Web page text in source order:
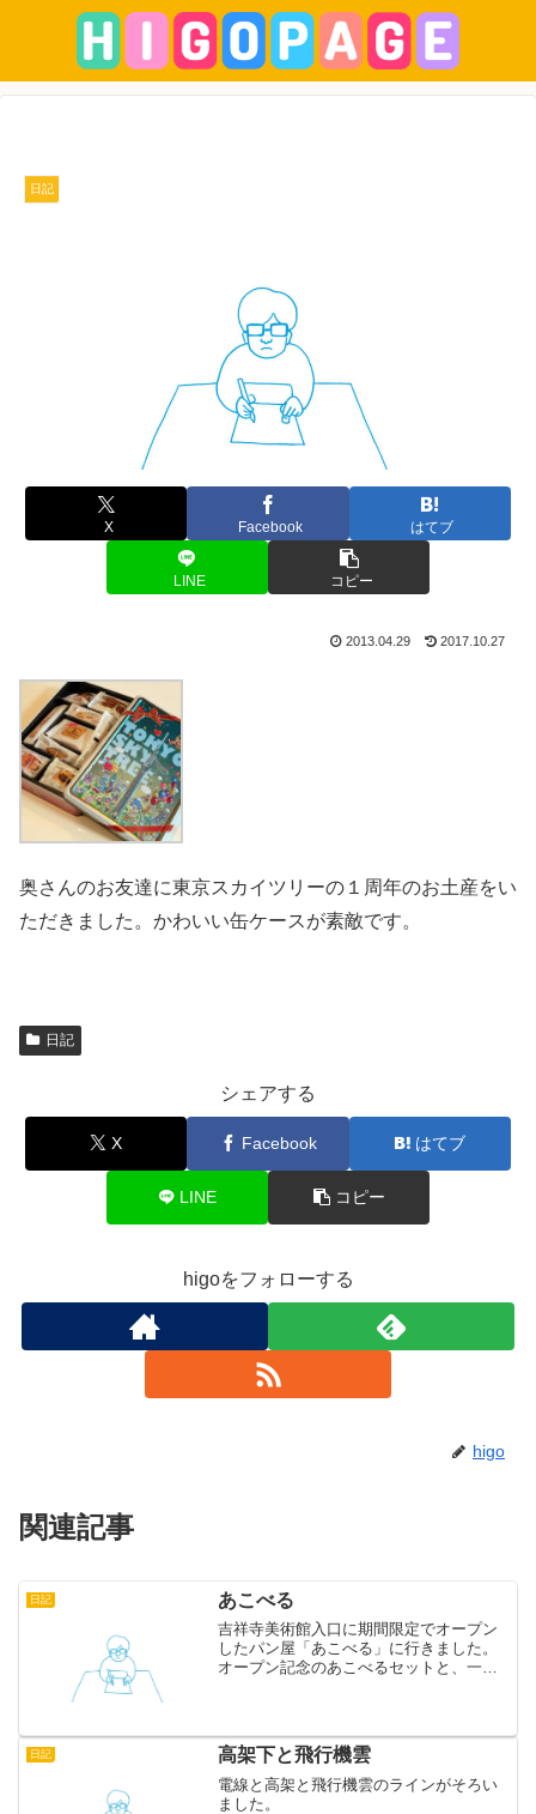
日記
X Facebook はてブ
LINE コピー
2013.04.29 2017.10.27
奥さんのお友達に東京スカイツリーの１周年のお土産をい
ただきました。かわいい缶ケースが素敵です。
日記
シェアする
X Facebook はてブ
LINE コピー
higoをフォローする
higo
関連記事
日記 あこべる
吉祥寺美術館入口に期間限定でオープン
したパン屋「あこべる」に行きました。
オープン記念のあこべるセットと、一番
です。他のパンも朝食にち...
日記 高架下と飛行機雲
電線と高架と飛行機雲のラインがそろい
ました。